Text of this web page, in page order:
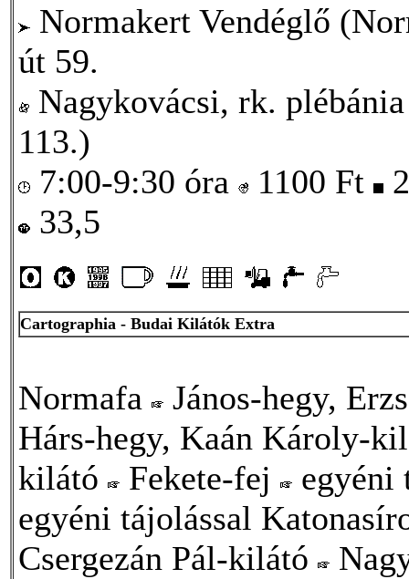
Normakert Vendéglő
út 59.
Nagykovácsi, rk.
113.)
7:00-9:30 óra
1100 Ft
33,5
Cartographia - Budai Kilátók Extra
Normafa
János-hegy,
Hárs-hegy, Kaán Károly-
kilátó
Fekete-fej
egyéni
egyéni tájolással
Csergezán Pál-kilátó